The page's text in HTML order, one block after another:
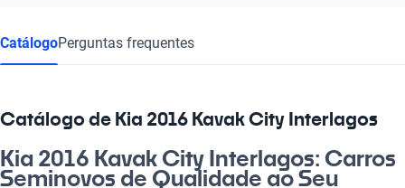
CatálogoPerguntas frequentes
Catálogo de Kia 2016 Kavak City Interlagos
Kia 2016 Kavak City Interlagos: Carros
Seminovos de Qualidade ao Seu